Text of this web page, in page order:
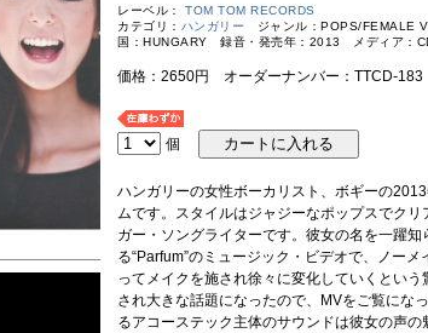
レーベル： TOM TOM RECORDS
カテゴリ： ハンガリー ジャンル：POPS/FEMALE
国：HUNGARY 録音・発売年：2013 メディア：
価格：2650円 オーダーナンバー：TTCD-183
個
ハンガリーの女性ボーカリスト、ボギーの
ムです。スタイルはジャジーなポップスでク
ガー・ソングライターです。彼女の名を一躍
る“Parfum”のミュージック・ビデオで、ノー
ってメイクを施され徐々に変化していくとい
され大きな話題になったので、MVをご覧にな
るアコーステック主体のサウンドは彼女の声